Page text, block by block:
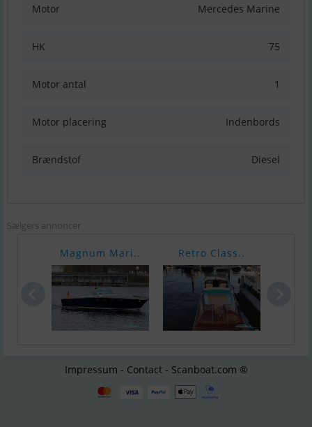
Motor Mercedes Marine
HK 75
Motor antal 1
Motor placering Indenbords
Brændstof Diesel
Sælgers annoncer
Magnum Mari.. Retro Class..
Impressum - Contact - Scanboat.com ®